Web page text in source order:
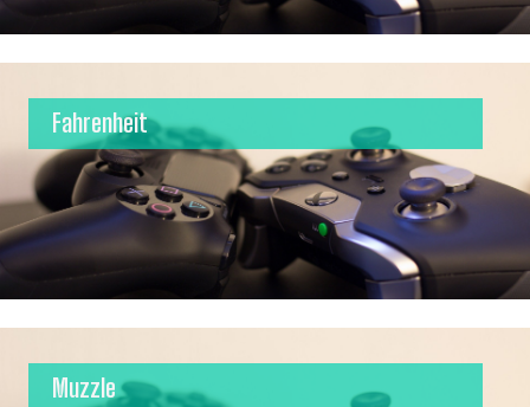
Fahrenheit
Muzzle